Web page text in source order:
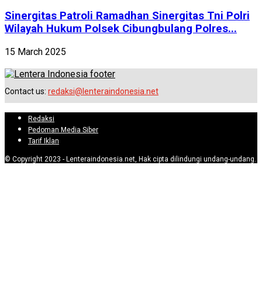
Sinergitas Patroli Ramadhan Sinergitas Tni Polri
Wilayah Hukum Polsek Cibungbulang Polres...
15 March 2025
Contact us: redaksi@lenteraindonesia.net
Redaksi
Pedoman Media Siber
Tarif Iklan
© Copyright 2023 - Lenteraindonesia.net, Hak cipta dilindungi undang-undang.